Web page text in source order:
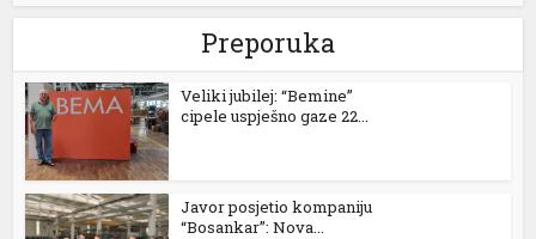
Preporuka
Veliki jubilej: “Bemine”
cipele uspješno gaze 22...
Javor posjetio kompaniju
“Bosankar”: Nova...